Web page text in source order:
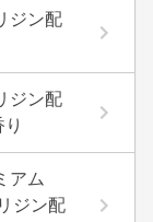
ジン配
ジン配
アム
ジン配